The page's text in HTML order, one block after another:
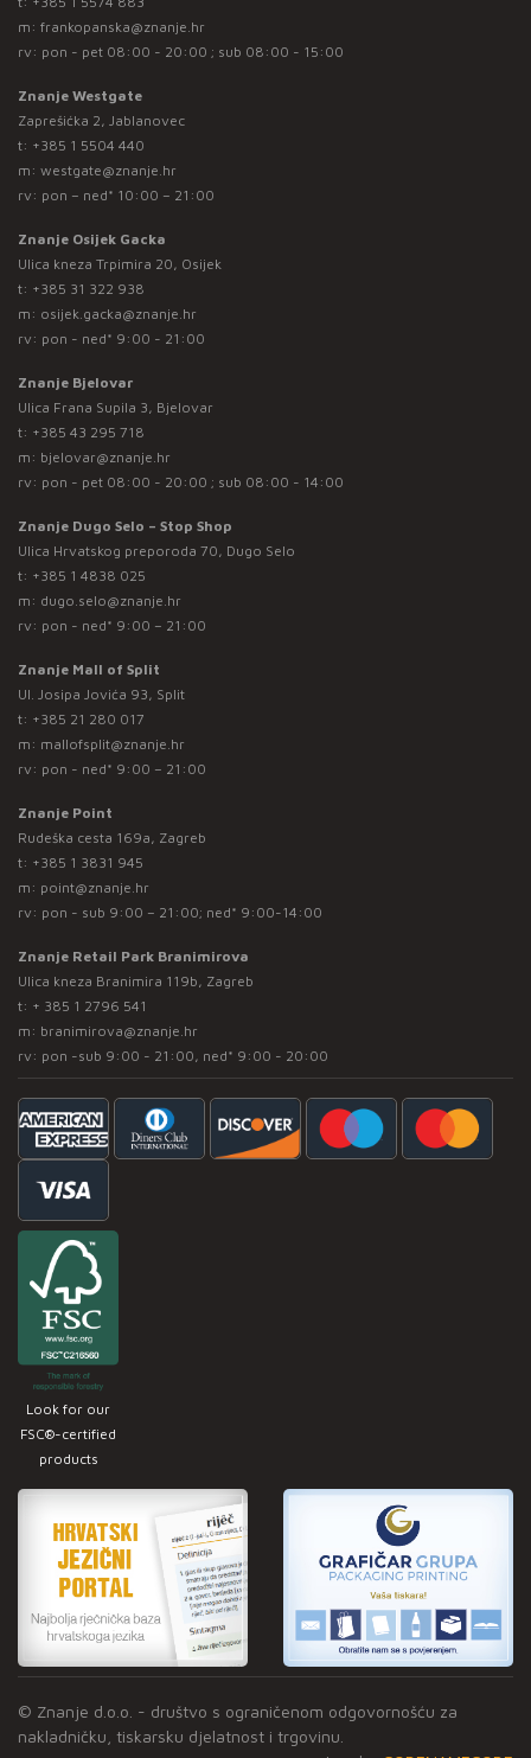
m: frankopanska@znanje.hr
rv: pon - pet 08:00 - 20:00 ; sub 08:00 - 15:00
Znanje Westgate
Zaprešićka 2, Jablanovec
t: +385 1 5504 440
m: westgate@znanje.hr
rv: pon – ned* 10:00 – 21:00
Znanje Osijek Gacka
Ulica kneza Trpimira 20, Osijek
t: +385 31 322 938
m: osijek.gacka@znanje.hr
rv: pon - ned* 9:00 - 21:00
Znanje Bjelovar
Ulica Frana Supila 3, Bjelovar
t: +385 43 295 718
m: bjelovar@znanje.hr
rv: pon - pet 08:00 - 20:00 ; sub 08:00 - 14:00
Znanje Dugo Selo – Stop Shop
Ulica Hrvatskog preporoda 70, Dugo Selo
t: +385 1 4838 025
m: dugo.selo@znanje.hr
rv: pon - ned* 9:00 – 21:00
Znanje Mall of Split
Ul. Josipa Jovića 93, Split
t: +385 21 280 017
m: mallofsplit@znanje.hr
rv: pon - ned* 9:00 – 21:00
Znanje Point
Rudeška cesta 169a, Zagreb
t: +385 1 3831 945
m: point@znanje.hr
rv: pon - sub 9:00 – 21:00; ned* 9:00-14:00
Znanje Retail Park Branimirova
Ulica kneza Branimira 119b, Zagreb
t: + 385 1 2796 541
m: branimirova@znanje.hr
rv: pon -sub 9:00 - 21:00, ned* 9:00 - 20:00
Look for our
FSC®-certified
products
© Znanje d.o.o. - društvo s ograničenom odgovornošću za
nakladničku, tiskarsku djelatnost i trgovinu.